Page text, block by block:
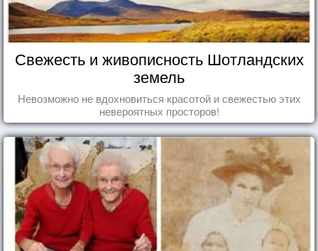
Свежесть и живописность Шотландских
земель
Невозможно не вдохновиться красотой и свежестью этих
невероятных просторов!